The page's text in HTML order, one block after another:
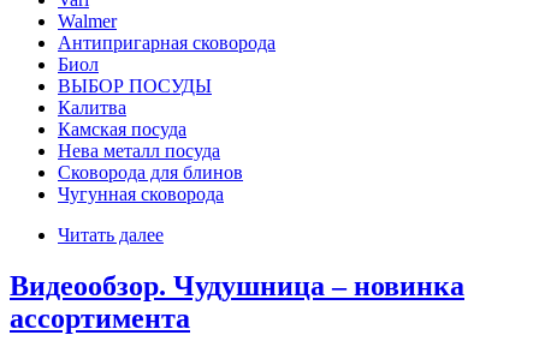
Walmer
Антипригарная сковорода
Биол
ВЫБОР ПОСУДЫ
Калитва
Камская посуда
Нева металл посуда
Сковорода для блинов
Чугунная сковорода
Читать далее
Видеообзор. Чудушница – новинка
ассортимента